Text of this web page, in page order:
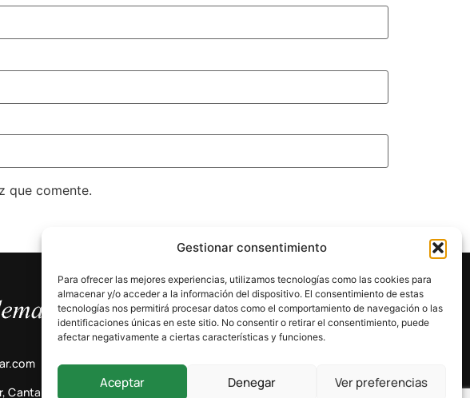
Gestionar consentimiento
Para ofrecer las mejores experiencias, utilizamos tecnologías como las cookies para
almacenar y/o acceder a la información del dispositivo. El consentimiento de estas
tecnologías nos permitirá procesar datos como el comportamiento de navegación o las
identificaciones únicas en este sitio. No consentir o retirar el consentimiento, puede
afectar negativamente a ciertas características y funciones.
Aceptar Denegar Ver preferencias
que comente.
Cantabria